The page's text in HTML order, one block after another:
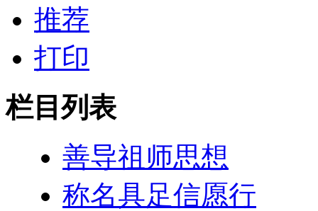
推荐
打印
栏目列表
善导祖师思想
称名具足信愿行